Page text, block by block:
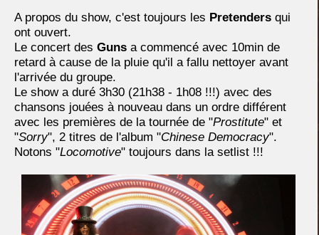
A propos du show, c'est toujours les Pretenders qui
ont ouvert.
Le concert des Guns a commencé avec 10min de
retard à cause de la pluie qu'il a fallu nettoyer avant
l'arrivée du groupe.
Le show a duré 3h30 (21h38 - 1h08 !!!) avec des
chansons jouées à nouveau dans un ordre différent
avec les premières de la tournée de "Prostitute" et
"Sorry", 2 titres de l'album "Chinese Democracy".
Notons "Locomotive" toujours dans la setlist !!!